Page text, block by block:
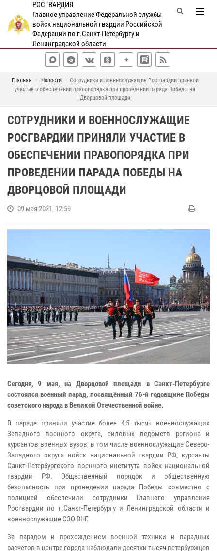
РОСГВАРДИЯ
Главное управление Федеральной службы
войск национальной гвардии Российской
Федерации по г.Санкт-Петербургу и
Ленинградской области
Главная Новости
Сотрудники и военнослужащие Росгвардии приняли
участие в обеспечении правопорядка при проведении парада Победы на
Дворцовой площади
СОТРУДНИКИ И ВОЕННОСЛУЖАЩИЕ
РОСГВАРДИИ ПРИНЯЛИ УЧАСТИЕ В
ОБЕСПЕЧЕНИИ ПРАВОПОРЯДКА ПРИ
ПРОВЕДЕНИИ ПАРАДА ПОБЕДЫ НА
ДВОРЦОВОЙ ПЛОЩАДИ
09 мая 2021, 12:59
Сегодня, 9 мая, на Дворцовой площади в Санкт-Петербурге
состоялся военный парад, посвящённый 76-й годовщине Победы
советского народа в Великой Отечественной войне.
В параде приняли участие более 4,5 тысяч военнослужащих
Западного военного округа, силовых ведомств региона и
курсантов военных вузов, в том числе военнослужащие Северо-
Западного округа войск национальной гвардии РФ, курсанты
Санкт-Петербургского военного института войск национальной
гвардии РФ. Общественный порядок и общественную
безопасность при проведении парада Победы совместно с
полицией обеспечили сотрудники Главного управления
Росгвардии по г.Санкт-Петербургу и Ленинградской области и
военнослужащие СЗО ВНГ.
За парадом и прохождением военной техники и парадных
расчетов в центре города наблюдали десятки тысяч петербуржцев